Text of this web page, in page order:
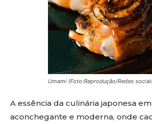
Umami (Foto:Reprodução/Redes
A essência da culinária japonesa
aconchegante e moderna, onde